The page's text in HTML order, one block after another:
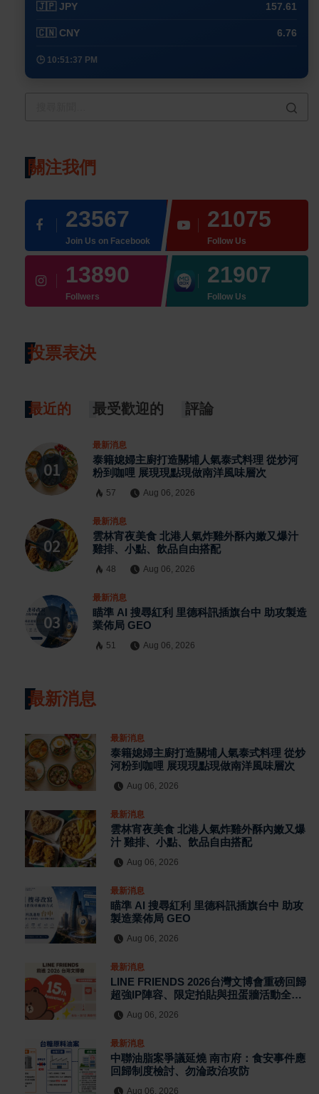
🇯🇵 JPY 157.61
🇨🇳 CNY 6.76
🕒 10:51:37 PM
關注我們
23567
Join Us on Facebook
21075
Follow Us
13890
Follwers
21907
Follow Us
投票表決
最近的 最受歡迎的 評論
最新消息
泰籍媳婦主廚打造關埔人氣泰式料理 從炒河
粉到咖哩 展現現點現做南洋風味層次
57 Aug 06, 2026
最新消息
雲林宵夜美食 北港人氣炸雞外酥內嫩又爆汁
雞排、小點、飲品自由搭配
48 Aug 06, 2026
最新消息
瞄準 AI 搜尋紅利 里德科訊插旗台中 助攻製造
業佈局 GEO
51 Aug 06, 2026
最新消息
最新消息
泰籍媳婦主廚打造關埔人氣泰式料理 從炒
河粉到咖哩 展現現點現做南洋風味層次
Aug 06, 2026
最新消息
雲林宵夜美食 北港人氣炸雞外酥內嫩又爆
汁 雞排、小點、飲品自由搭配
Aug 06, 2026
最新消息
瞄準 AI 搜尋紅利 里德科訊插旗台中 助攻
製造業佈局 GEO
Aug 06, 2026
最新消息
LINE FRIENDS 2026台灣文博會重磅回歸
超強IP陣容、限定拍貼與扭蛋牆活動全公
Aug 06, 2026
最新消息
中聯油脂案爭議延燒 南市府：食安事件應
回歸制度檢討、勿淪政治攻防
Aug 06, 2026